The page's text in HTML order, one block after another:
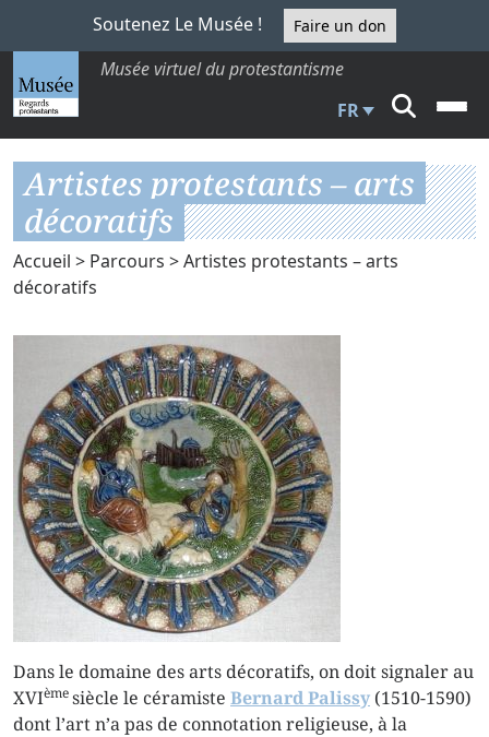
Soutenez Le Musée ! Faire un don
Musée virtuel du protestantisme
FR
Artistes protestants – arts
décoratifs
Accueil > Parcours > Artistes protestants – arts
décoratifs
Dans le domaine des arts décoratifs, on doit signaler au
XVIèmesiècle le céramiste Bernard Palissy (1510-1590)
dont l’art n’a pas de connotation religieuse, à la